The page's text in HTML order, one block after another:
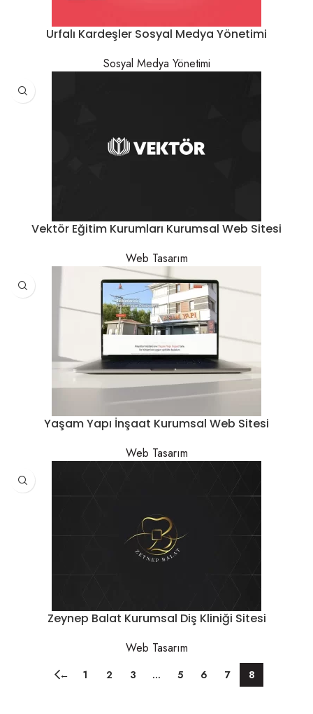
Urfalı Kardeşler Sosyal Medya Yönetimi
Sosyal Medya Yönetimi
Vektör Eğitim Kurumları Kurumsal Web Sitesi
Web Tasarım
Yaşam Yapı İnşaat Kurumsal Web Sitesi
Web Tasarım
Zeynep Balat Kurumsal Diş Kliniği Sitesi
Web Tasarım
← 1 2 3 … 5 6 7 8